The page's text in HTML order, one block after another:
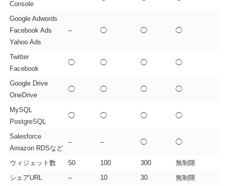
Console
Google Adwords
Facebook Ads
Yahoo Ads
– ◯ ◯ ◯
Twitter
Facebook
◯ ◯ ◯ ◯
Google Drive
OneDrive
◯ ◯ ◯ ◯
MySQL
PostgreSQL
◯ ◯ ◯ ◯
Salesforce
Amazon RDSなど
– – ◯ ◯
ウィジェット数 50 100 300
無制限
シェアURL
– 10 30
無制限